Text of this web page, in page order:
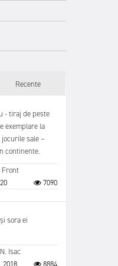
Recente
- tiraj de peste
exemplare la
sale –
continente.
Front
7090
sora ei
Isac
2018
8884